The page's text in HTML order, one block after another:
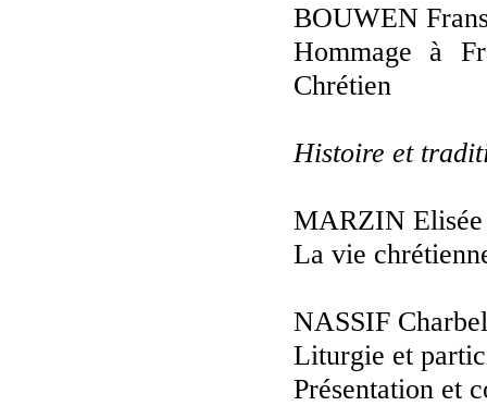
BOUWEN
Hommage à
Chrétien
Histoire et
MARZIN Elisée
La vie
NASSIF Charbel
Liturgie et
Présentation et